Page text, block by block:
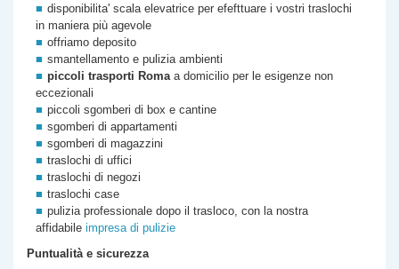
disponibilita' scala elevatrice per efefttuare i vostri traslochi
in maniera più agevole
offriamo deposito
smantellamento e pulizia ambienti
piccoli trasporti Romaa domicilio per le esigenze non
eccezionali
piccoli sgomberi di box e cantine
sgomberi di appartamenti
sgomberi di magazzini
traslochi di uffici
traslochi di negozi
traslochi case
pulizia professionale dopo il trasloco, con la nostra
affidabile impresa di pulizie
Puntualità e sicurezza